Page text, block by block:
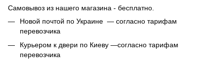
Самовывоз из нашего магазина - бесплатно.
Новой почтой по Украине — согласно тарифам
перевозчика
Курьером к двери по Киеву —согласно тарифам
перевозчика